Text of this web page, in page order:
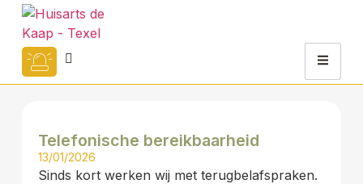
Telefonische bereikbaarheid
13/01/2026
Sinds kort werken wij met terugbelafspraken.